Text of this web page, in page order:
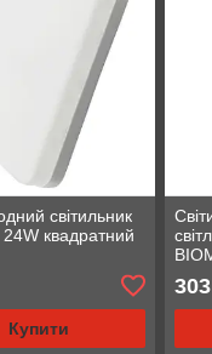
світильник
квадратний
Купити
303